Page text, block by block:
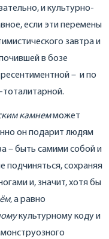
и культурно-
если эти перемены
завтра и
в бозе
– и по
камнемможет
он подарит людям
– быть самими собой и
подчиняться, сохраняя
и, значит, хотя бы
, а равно
культурному коду и